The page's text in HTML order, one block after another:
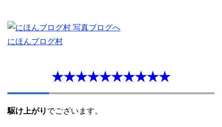
にほんブログ村
★★★★★★★★★★
駆け上がり でございます。